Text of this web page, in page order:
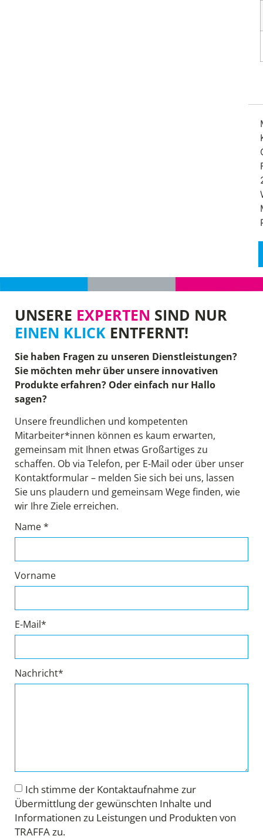
UNSERE EXPERTEN SIND NUR
EINEN KLICK ENTFERNT!
Sie haben Fragen zu unseren Dienstleistungen?
Sie möchten mehr über unsere innovativen
Produkte erfahren? Oder einfach nur Hallo
sagen?
Unsere freundlichen und kompetenten
Mitarbeiter*innen können es kaum erwarten,
gemeinsam mit Ihnen etwas Großartiges zu
schaffen. Ob via Telefon, per E-Mail oder über unser
Kontaktformular – melden Sie sich bei uns, lassen
Sie uns plaudern und gemeinsam Wege finden, wie
wir Ihre Ziele erreichen.
Name *
Vorname
E-Mail*
Nachricht*
Ich stimme der Kontaktaufnahme zur
Übermittlung der gewünschten Inhalte und
Informationen zu Leistungen und Produkten von
TRAFFA zu.